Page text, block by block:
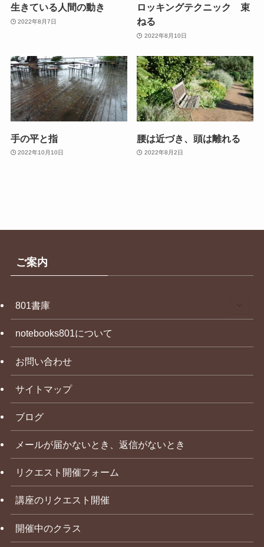
生きている人間の動き
2022年8月7日
ロッキングテクニック 束
ねる
2022年8月10日
手の平と指
2022年10月10日
腰は近づき、頭は離れる
2022年8月2日
ご案内
801書庫
notebooks801について
お問い合わせ
サイトマップ
ブログ
メールが届かないとき、返信がないとき
リクエスト開催フォーム
講座のリクエスト開催
開催中のクラス